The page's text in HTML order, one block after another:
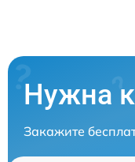
Нужна
Закажите